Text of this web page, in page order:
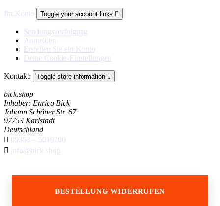
Ihr Konto Toggle your account links 
Sendungsverfolgung
Anmelden
Erstellen Sie ein Konto
Deine Cookie-Einstellungen
Kontakt: Toggle store information 
bick.shop
Inhaber: Enrico Bick
Johann Schöner Str. 67
97753 Karlstadt
Deutschland
 09353 – 5019700
 info@bick.shop
BESTELLUNG WIDERRUFEN